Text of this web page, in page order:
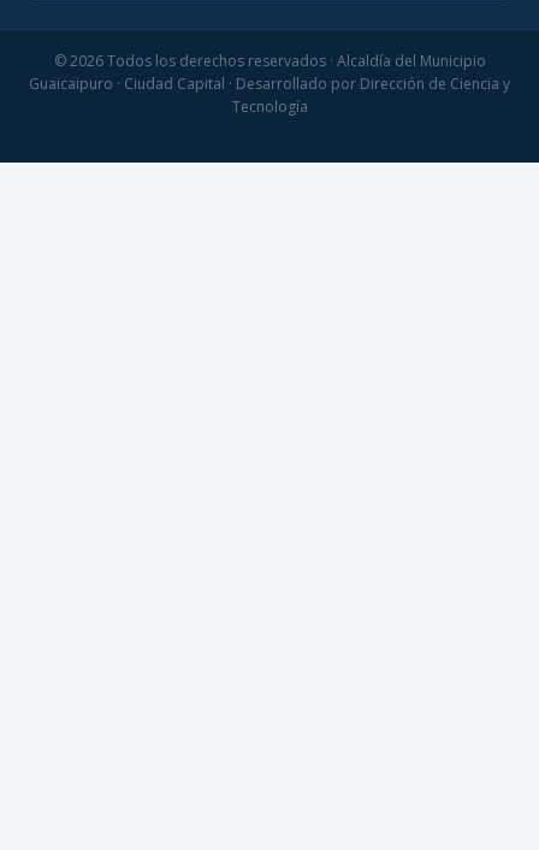
© 2026 Todos los derechos reservados · Alcaldía del Municipio
Guaicaipuro · Ciudad Capital · Desarrollado por Dirección de Ciencia y
Tecnología